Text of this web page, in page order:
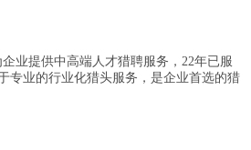
业提供中高端人才猎聘服务，22年已服
专业的行业化猎头服务，是企业首选的猎